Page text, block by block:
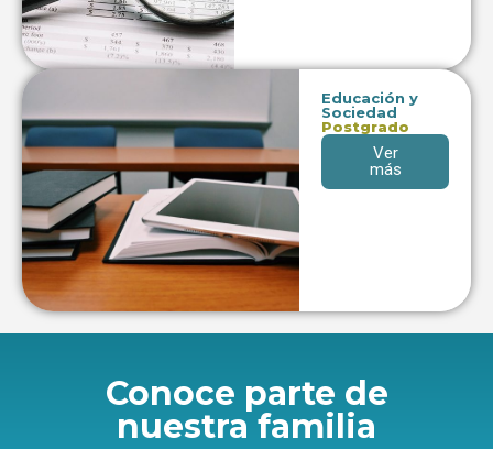
Educación y
Sociedad
Postgrado
Ver
más
Conoce parte de
nuestra familia